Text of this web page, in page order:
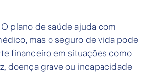
plano de saúde ajuda com
mas o seguro de vida pode
financeiro em situações como
doença grave ou incapacidade